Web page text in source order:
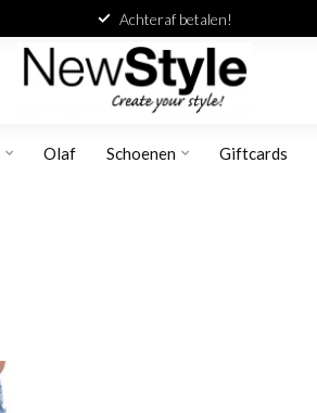
Achteraf betalen!
Olaf Schoenen Giftcards